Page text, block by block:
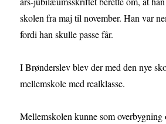
skolen fra maj til november. Han var
fordi han skulle passe får.
I Brønderslev blev der med den nye
mellemskole med realklasse.
Mellemskolen kunne som overbygning